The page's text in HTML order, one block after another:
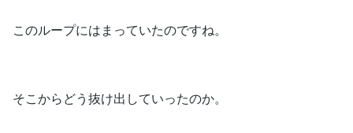
このループにはまっていたのですね。
そこからどう抜け出していったのか。